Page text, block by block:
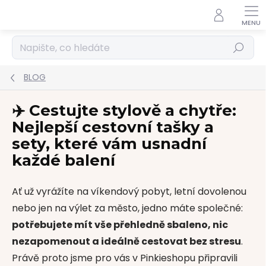
Hledat
BLOG
✈️ Cestujte stylově a chytře:
Nejlepší cestovní tašky a
sety, které vám usnadní
každé balení
Ať už vyrážíte na víkendový pobyt, letní dovolenou
nebo jen na výlet za město, jedno máte společné:
potřebujete mít vše přehledně sbaleno, nic
nezapomenout a ideálně cestovat bez stresu.
Právě proto jsme pro vás v Pinkieshopu připravili